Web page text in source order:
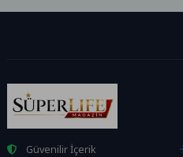
Güvenilir İçerik